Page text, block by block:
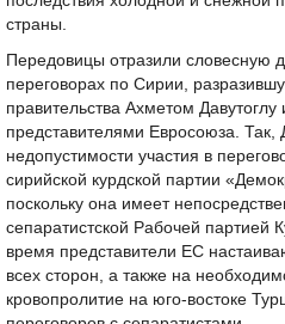
страны.
Передовицы отразили словесную
переговорах по Сирии,
правительства Ахметом
представителями Евросоюза. Так,
недопустимости участия в
сирийской курдской партии
поскольку она имеет
сепаратистской Рабочей партией
время представители ЕС
всех сторон, а также на
кровопролитие на юго-востоке